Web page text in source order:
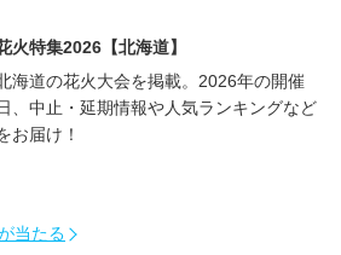
火特集2026【北海道】
海道の花火大会を掲載。2026年の開催
、中止・延期情報や人気ランキングなど
お届け！
当たる